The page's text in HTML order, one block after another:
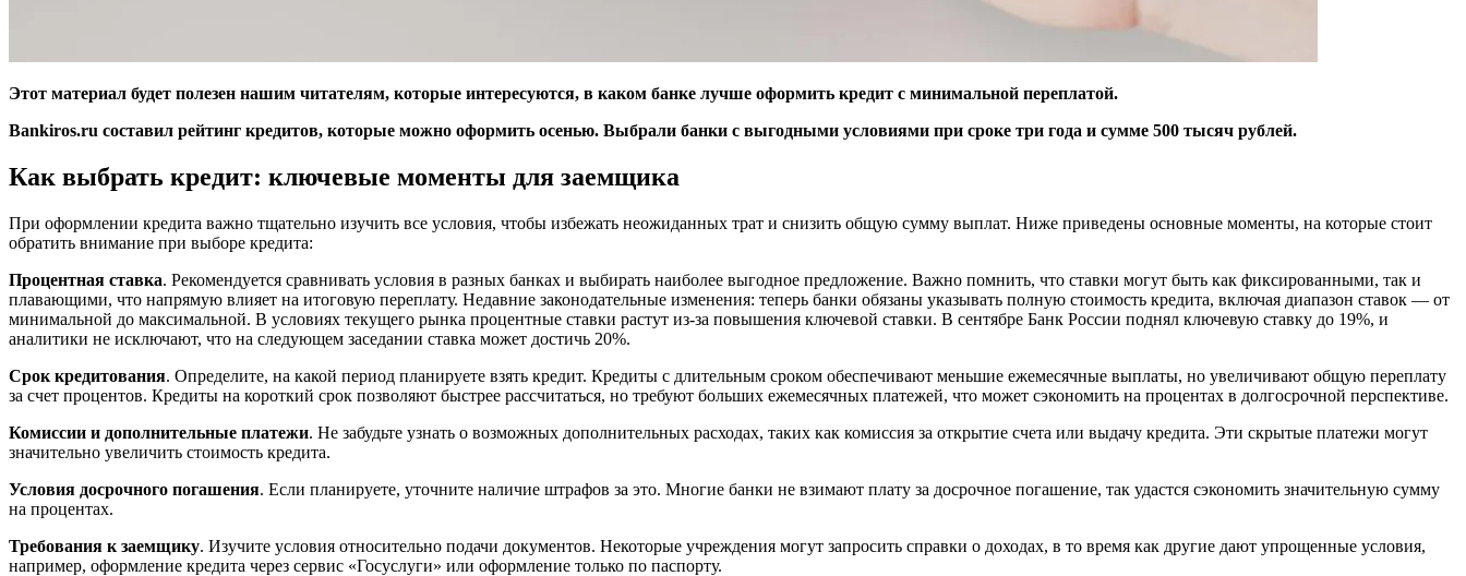
Этот материал будет полезен нашим читателям, которые интересуются, в каком банке лучше оформить кредит с минимальной переплатой.
Bankiros.ru составил рейтинг кредитов, которые можно оформить осенью. Выбрали банки с выгодными условиями при сроке три года и сумме 500 тысяч рублей.
Как выбрать кредит: ключевые моменты для заемщика
При оформлении кредита важно тщательно изучить все условия, чтобы избежать неожиданных трат и снизить общую сумму выплат. Ниже приведены основные моменты, на которые стоит
обратить внимание при выборе кредита:
Процентная ставка. Рекомендуется сравнивать условия в разных банках и выбирать наиболее выгодное предложение. Важно помнить, что ставки могут быть как фиксированными, так и
плавающими, что напрямую влияет на итоговую переплату. Недавние законодательные изменения: теперь банки обязаны указывать полную стоимость кредита, включая диапазон ставок — от
минимальной до максимальной. В условиях текущего рынка процентные ставки растут из-за повышения ключевой ставки. В сентябре Банк России поднял ключевую ставку до 19%, и
аналитики не исключают, что на следующем заседании ставка может достичь 20%.
Срок кредитования. Определите, на какой период планируете взять кредит. Кредиты с длительным сроком обеспечивают меньшие ежемесячные выплаты, но увеличивают общую переплату
за счет процентов. Кредиты на короткий срок позволяют быстрее рассчитаться, но требуют больших ежемесячных платежей, что может сэкономить на процентах в долгосрочной перспективе.
Комиссии и дополнительные платежи. Не забудьте узнать о возможных дополнительных расходах, таких как комиссия за открытие счета или выдачу кредита. Эти скрытые платежи могут
значительно увеличить стоимость кредита.
Условия досрочного погашения. Если планируете, уточните наличие штрафов за это. Многие банки не взимают плату за досрочное погашение, так удастся сэкономить значительную сумму
на процентах.
Требования к заемщику. Изучите условия относительно подачи документов. Некоторые учреждения могут запросить справки о доходах, в то время как другие дают упрощенные условия,
например, оформление кредита через сервис «Госуслуги» или оформление только по паспорту.